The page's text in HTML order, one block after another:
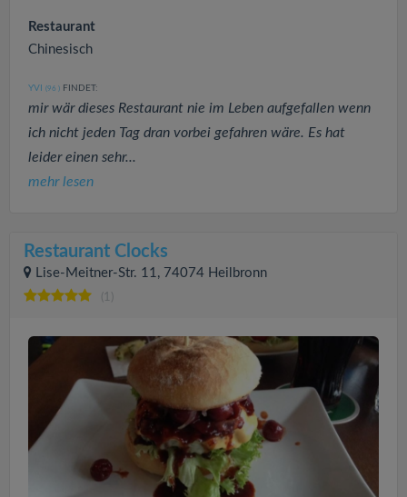
Restaurant
Chinesisch
YVI (96 ) FINDET:
mir wär dieses Restaurant nie im Leben aufgefallen wenn
ich nicht jeden Tag dran vorbei gefahren wäre. Es hat
leider einen sehr...
mehr lesen
Restaurant Clocks
Lise-Meitner-Str. 11, 74074 Heilbronn
(1)